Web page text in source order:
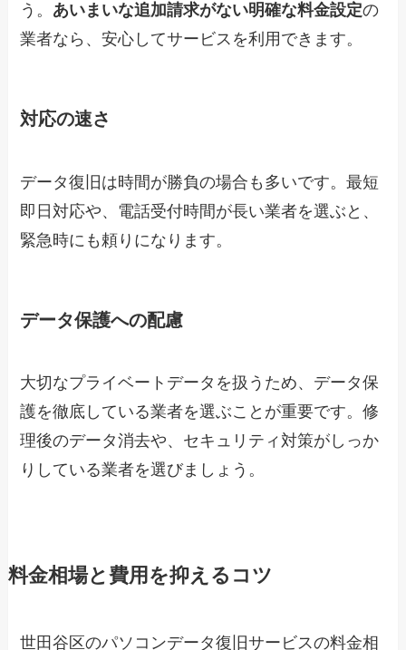
う。 あいまいな追加請求がない明確な料金設定の
業者なら、安心してサービスを利用できます。
対応の速さ
データ復旧は時間が勝負の場合も多いです。最短
即日対応や、電話受付時間が長い業者を選ぶと、
緊急時にも頼りになります。
データ保護への配慮
大切なプライベートデータを扱うため、データ保
護を徹底している業者を選ぶことが重要です。修
理後のデータ消去や、セキュリティ対策がしっか
りしている業者を選びましょう。
料金相場と費用を抑えるコツ
世田谷区のパソコンデータ復旧サービスの料金相